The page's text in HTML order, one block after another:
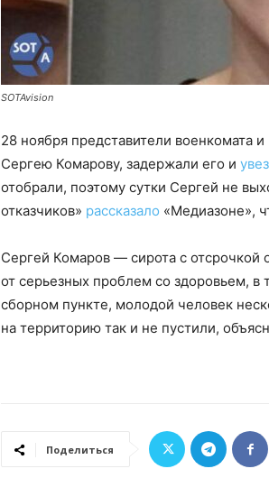
SOTAvision
28 ноября представители военкомата
Сергею Комарову, задержали его и
отобрали, поэтому сутки Сергей не
отказчиков» рассказало «Медиазоне»,
Сергей Комаров — сирота с отсрочкой
от серьезных проблем со здоровьем, в
сборном пункте, молодой человек
на территорию так и не пустили,
Поделиться